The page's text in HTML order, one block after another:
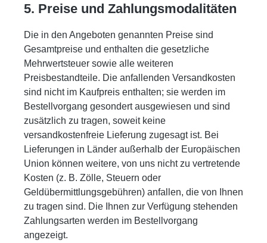
5. Preise und Zahlungsmodalitäten
Die in den Angeboten genannten Preise sind
Gesamtpreise und enthalten die gesetzliche
Mehrwertsteuer sowie alle weiteren
Preisbestandteile. Die anfallenden Versandkosten
sind nicht im Kaufpreis enthalten; sie werden im
Bestellvorgang gesondert ausgewiesen und sind
zusätzlich zu tragen, soweit keine
versandkostenfreie Lieferung zugesagt ist. Bei
Lieferungen in Länder außerhalb der Europäischen
Union können weitere, von uns nicht zu vertretende
Kosten (z. B. Zölle, Steuern oder
Geldübermittlungsgebühren) anfallen, die von Ihnen
zu tragen sind. Die Ihnen zur Verfügung stehenden
Zahlungsarten werden im Bestellvorgang
angezeigt.